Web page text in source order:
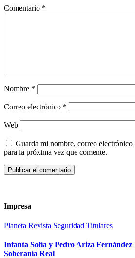
Comentario *
Nombre *
Correo electrónico *
Web
Guarda mi nombre, correo electrónico
para la próxima vez que comente.
Impresa
Planeta Revista Seguridad Titulares
Infanta Sofía y Pedro Ariza
Soberanía Real